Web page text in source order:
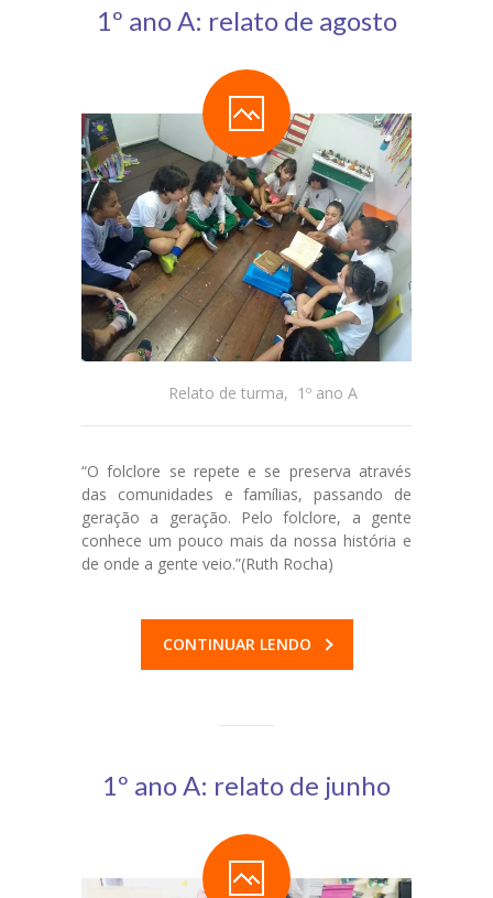
1º ano A: relato de agosto
Relato de turma, 1º ano A
“O folclore se repete e se preserva através
das comunidades e famílias, passando de
geração a geração. Pelo folclore, a gente
conhece um pouco mais da nossa história e
de onde a gente veio.”(Ruth Rocha)
CONTINUAR LENDO
1º ano A: relato de junho